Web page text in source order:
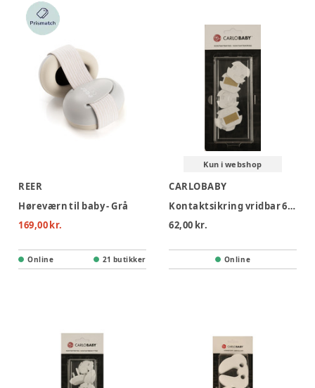
REER
Høreværn til baby - Grå
169,00 kr.
Online 21 butikker
Kun i webshop
CARLOBABY
Kontaktsikring vridbar 6 stk
62,00 kr.
Online